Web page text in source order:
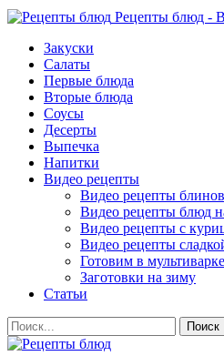
Рецепты блюд -
Закуски
Салаты
Первые блюда
Вторые блюда
Соусы
Десерты
Выпечка
Напитки
Видео рецепты
Видео рецепты
Видео рецепты блюд
Видео рецепты с
Видео рецепты
Готовим в мультиварке
Заготовки на зиму
Статьи